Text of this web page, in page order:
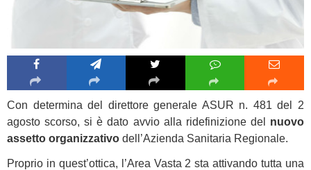
Con determina del direttore generale ASUR n. 481 del 2
agosto scorso, si è dato avvio alla ridefinizione del nuovo
assetto organizzativo dell’Azienda Sanitaria Regionale.
Proprio in quest’ottica, l’Area Vasta 2 sta attivando tutta una